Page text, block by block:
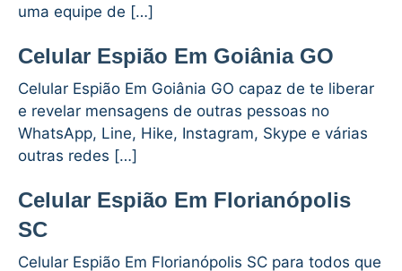
uma equipe de […]
Celular Espião Em Goiânia GO
Celular Espião Em Goiânia GO capaz de te liberar
e revelar mensagens de outras pessoas no
WhatsApp, Line, Hike, Instagram, Skype e várias
outras redes […]
Celular Espião Em Florianópolis
SC
Celular Espião Em Florianópolis SC para todos que